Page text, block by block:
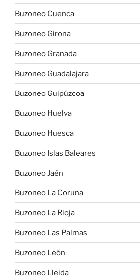
Buzoneo Cuenca
Buzoneo Girona
Buzoneo Granada
Buzoneo Guadalajara
Buzoneo Guipúzcoa
Buzoneo Huelva
Buzoneo Huesca
Buzoneo Islas Baleares
Buzoneo Jaén
Buzoneo La Coruña
Buzoneo La Rioja
Buzoneo Las Palmas
Buzoneo León
Buzoneo Lleida